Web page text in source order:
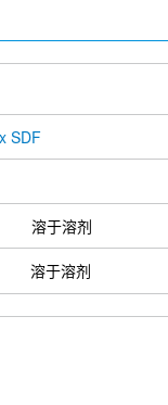
SDF
溶于溶剂
溶于溶剂